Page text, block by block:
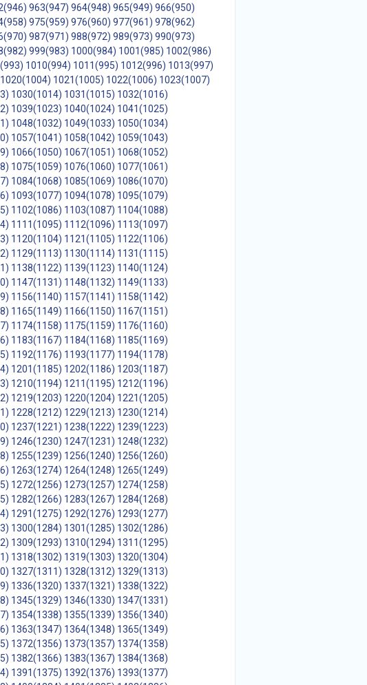
963(947) 964(948) 965(949) 966(950)
975(959) 976(960) 977(961) 978(962)
987(971) 988(972) 989(973) 990(973)
999(983) 1000(984) 1001(985) 1002(986)
1010(994) 1011(995) 1012(996) 1013(997)
1020(1004) 1021(1005) 1022(1006) 1023(1007)
1030(1014) 1031(1015) 1032(1016)
1039(1023) 1040(1024) 1041(1025)
1048(1032) 1049(1033) 1050(1034)
1057(1041) 1058(1042) 1059(1043)
1066(1050) 1067(1051) 1068(1052)
1075(1059) 1076(1060) 1077(1061)
1084(1068) 1085(1069) 1086(1070)
1093(1077) 1094(1078) 1095(1079)
1102(1086) 1103(1087) 1104(1088)
1111(1095) 1112(1096) 1113(1097)
1120(1104) 1121(1105) 1122(1106)
1129(1113) 1130(1114) 1131(1115)
1138(1122) 1139(1123) 1140(1124)
1147(1131) 1148(1132) 1149(1133)
1156(1140) 1157(1141) 1158(1142)
1165(1149) 1166(1150) 1167(1151)
1174(1158) 1175(1159) 1176(1160)
1183(1167) 1184(1168) 1185(1169)
1192(1176) 1193(1177) 1194(1178)
1201(1185) 1202(1186) 1203(1187)
1210(1194) 1211(1195) 1212(1196)
1219(1203) 1220(1204) 1221(1205)
1228(1212) 1229(1213) 1230(1214)
1237(1221) 1238(1222) 1239(1223)
1246(1230) 1247(1231) 1248(1232)
1255(1239) 1256(1240) 1256(1260)
1263(1274) 1264(1248) 1265(1249)
1272(1256) 1273(1257) 1274(1258)
1282(1266) 1283(1267) 1284(1268)
1291(1275) 1292(1276) 1293(1277)
1300(1284) 1301(1285) 1302(1286)
1309(1293) 1310(1294) 1311(1295)
1318(1302) 1319(1303) 1320(1304)
1327(1311) 1328(1312) 1329(1313)
1336(1320) 1337(1321) 1338(1322)
1345(1329) 1346(1330) 1347(1331)
1354(1338) 1355(1339) 1356(1340)
1363(1347) 1364(1348) 1365(1349)
1372(1356) 1373(1357) 1374(1358)
1382(1366) 1383(1367) 1384(1368)
1391(1375) 1392(1376) 1393(1377)